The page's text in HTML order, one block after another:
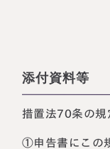
添付資料等
措置法70条の規
①申告書にこの